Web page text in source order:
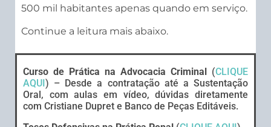
500 mil habitantes apenas quando em serviço.
Continue a leitura mais abaixo.
Curso de Prática na Advocacia Criminal (CLIQUE
AQUI ) – Desde a contratação até a Sustentação
Oral, com aulas em vídeo, dúvidas diretamente
com Cristiane Dupret e Banco de Peças Editáveis.